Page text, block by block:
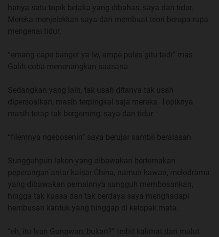
Nama saya Arham, cukuplah dipanggil Arham walaupun
nama saya bukan hanya sekedar Arham, tapi Said Muhibi
itu, jadi cukuplah saya dipanggil Arham.
pensiunan Pegawai Negeri Sipil, pensiunan dini pula. dan
seperti juga ejakulasi dini atau pernikahan dini, maka
pensiun dini pun sama halnya, nikmat di awal menyesal
perempuan, maka tidak usah dijelaskan bahwa beliau itu
cerewet bukan buatan, komentar sana komentar sini, lebih
minat berburu barang murah dari pada bergosip, tapi tidak
ketinggalan ikut bergunjing kalau tidak ada uang untuk
berburu barang murah
saya empat bersaudara, saudara-saudara saya cukuplah
hanya satu topik belaka yang dibahas, saya dan tidur.
Mereka menjelekkan saya dan membuat teori berupa-rupa
mengenai tidur.
“emang cape banget ya lw, ampe pules gitu tadi” mas
Galih coba menenangkan suasana
Sedangkan yang lain, tak usah ditanya tak usah
dipersoalkan, masih terpingkal saja mereka. Topiknya
masih tetap tak bergeming, saya dan tidur.
“filemnya ngebosenin” saya berujar sambil beralasan
Sungguhpun lakon yang dibawakan bertemakan
peperangan antar kaisar China, namun kawan, melodrama
yang dibawakan pemainnya sungguh membosankan,
hingga tak kuasa dan tak berdaya saya menghadapi
hembusan kantuk yang hinggap di kelopak mata.
“eh, itu Ivan Gunawan, bukan?” terbit kalimat dari mulut